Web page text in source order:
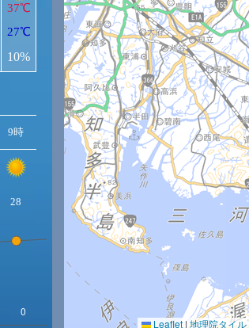
37℃
27℃
10%
9時 10時 11時 12時 13時 14時
28 30 32
Leaflet | 地理院タイル